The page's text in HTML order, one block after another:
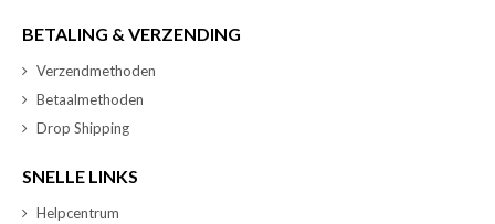
BETALING & VERZENDING
Verzendmethoden
Betaalmethoden
Drop Shipping
SNELLE LINKS
Helpcentrum